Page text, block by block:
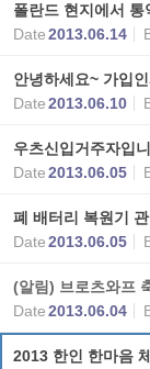
폴란드 현지에서
Date2013.06.14
안녕하세요~ 가입
Date2013.06.10
우츠신입거주자입
Date2013.06.05
폐 배터리 복원기
Date2013.06.05
(알림) 브로츠와프
Date2013.06.04
2013 한인 한마음